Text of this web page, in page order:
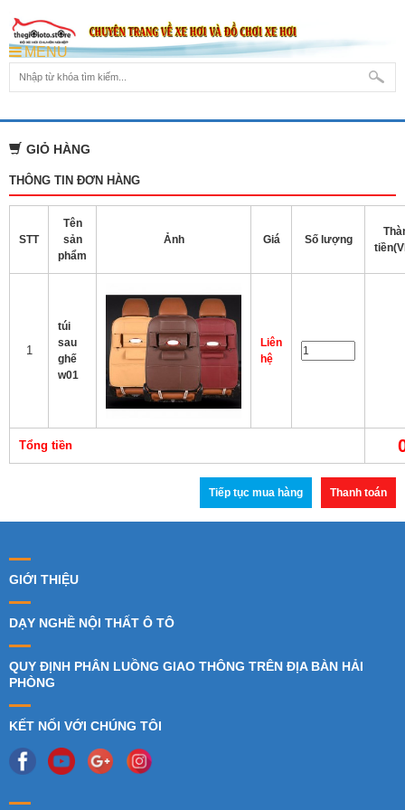
MENU
GIỎ HÀNG
THÔNG TIN ĐƠN HÀNG
STT
Tên
sản
phẩm
Ảnh Giá Số lượng
1
túi
sau
ghế
w01
Liên
hệ
Tổng tiền
Tiếp tục mua hàng Thanh toán
GIỚI THIỆU
DẠY NGHỀ NỘI THẤT Ô TÔ
QUY ĐỊNH PHÂN LUỒNG GIAO THÔNG TRÊN ĐỊA BÀN HẢI
PHÒNG
KẾT NỐI VỚI CHÚNG TÔI